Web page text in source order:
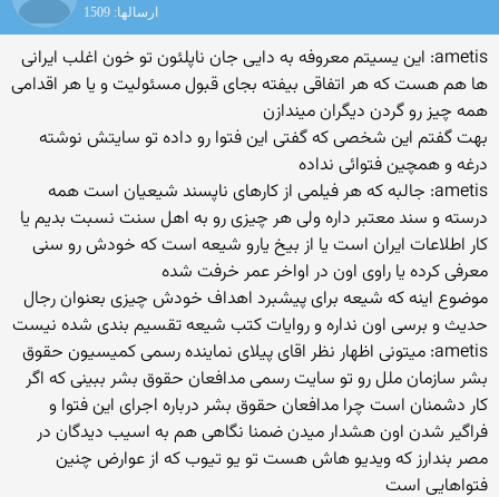
ارسالها: 1509
ametis: این یسیتم معروفه به دایی جان ناپلئون تو خون اغلب ایرانی
ها هم هست که هر اتفاقی بیفته بجای قبول مسئولیت و یا هر اقدامی
همه چیز رو گردن دیگران میندازن
بهت گفتم این شخصی که گفتی این فتوا رو داده تو سایتش نوشته
درغه و همچین فتوائی نداده
ametis: جالبه که هر فیلمی از کارهای ناپسند شیعیان است همه
درسته و سند معتبر داره ولی هر چیزی رو به اهل سنت نسبت بدیم یا
کار اطلاعات ایران است یا از بیخ یارو شیعه است که خودش رو سنی
معرفی کرده یا راوی اون در اواخر عمر خرفت شده
موضوع اینه که شیعه برای پیشبرد اهداف خودش چیزی بعنوان رجال
حدیث و برسی اون نداره و روایات کتب شیعه تقسیم بندی شده نیست
ametis: میتونی اظهار نظر اقای پیلای نماینده رسمی کمیسیون حقوق
بشر سازمان ملل رو تو سایت رسمی مدافعان حقوق بشر ببینی که اگر
کار دشمنان است چرا مدافعان حقوق بشر درباره اجرای این فتوا و
فراگیر شدن اون هشدار میدن ضمنا نگاهی هم به اسیب دیدگان در
مصر بندارز که ویدیو هاش هست تو یو تیوب که از عوارض چنین
فتواهایی است